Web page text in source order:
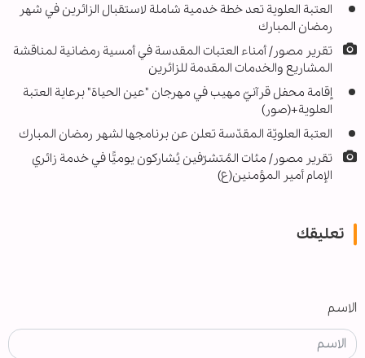
العتبة العلوية تعد خطة خدمية شاملة لاستقبال الزائرين في شهر
رمضان المبارك
تقرير مصور/ أمناء العتبات المقدسة في أمسية رمضانية لمناقشة
المشاريع والخدمات المقدمة للزائرين
إقامة محفل قرآنيّ مهيب في مهرجان "عين الحياة" برعاية العتبة
العلوية+(صور)
العتبة العلويّة المقدّسة تعلن عن برنامجها لشهر رمضان المبارك
تقرير مصور/ مئات المُتشرّفين يُشاركون يوميًّا في خدمة زائري
الإمام أمير المؤمنين(ع)
تعليقك
الاسم